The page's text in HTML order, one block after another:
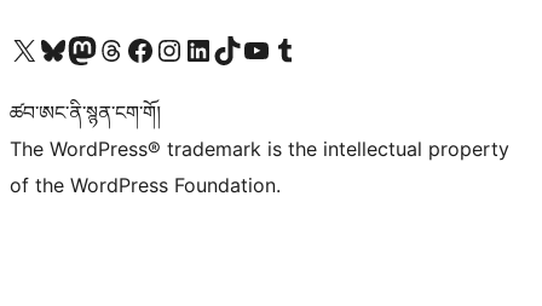
Visit our X (formerly Twitter) account
Visit our Bluesky account
Visit our Mastodon account
Visit our Threads account
Visit our Facebook page
Visit our Instagram account
Visit our LinkedIn account
Visit our TikTok account
Visit our YouTube channel
Visit our Tumblr account
ཚབ་ཨང་ནི་སྙན་ངག་གོ།
The WordPress® trademark is the intellectual property
of the WordPress Foundation.